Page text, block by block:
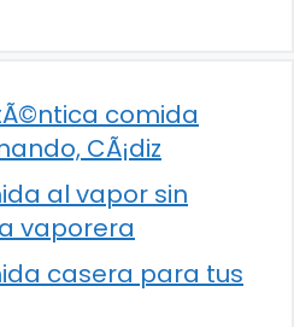
comida
CÃ¡diz
al vapor sin
vaporera
casera para tus